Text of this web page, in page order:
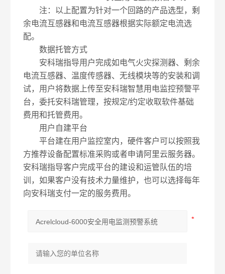
注：以上配置为针对一个回路的产品选型，剩
余电流互感器和电流互感器根据实际额定电流选
配。
数据托管方式
安科瑞指导用户完成如电气火灾探测器、剩余
电流互感器、温度传感器、无线模块等的安装和调
试，用户将数据上传至安科瑞智慧用电监控预警平
台，委托安科瑞管理，按规定/约定收取软件基础
费用和托管费用。
用户自建平台
平台建在用户监控室内，硬件客户可以按照我
方推荐设备配置标准采购或者申请阿里云服务器。
安科瑞指导客户完成平台的建设和运管队伍的培
训，如果客户没有技术力量维护，也可以选择每年
向安科瑞支付一定的服务费用。